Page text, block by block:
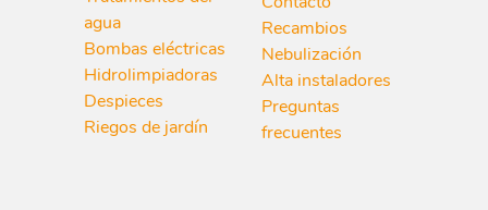
agua
Bombas eléctricas
Hidrolimpiadoras
Despieces
Riegos de jardín
Recambios
Nebulización
Alta instaladores
Preguntas
frecuentes